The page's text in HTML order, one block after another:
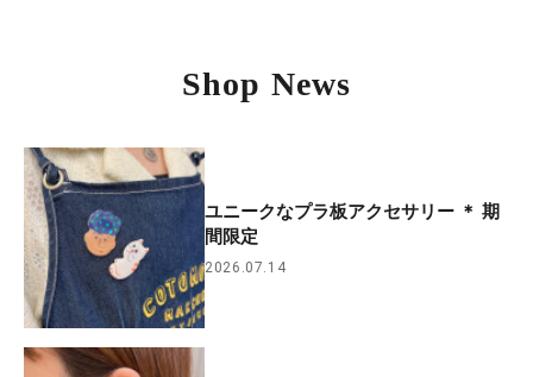
Shop News
ユニークなプラ板アクセサリー ＊ 期
間限定
2026.07.14